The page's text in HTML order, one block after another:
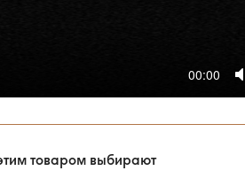
00:00
товаром выбирают